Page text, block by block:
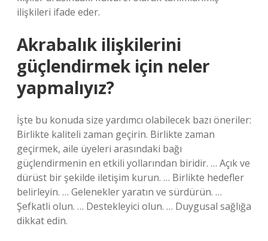
ilişkileri ifade eder.
Akrabalık ilişkilerini
güçlendirmek için neler
yapmalıyız?
İşte bu konuda size yardımcı olabilecek bazı öneriler:
Birlikte kaliteli zaman geçirin. Birlikte zaman
geçirmek, aile üyeleri arasındaki bağı
güçlendirmenin en etkili yollarından biridir. … Açık ve
dürüst bir şekilde iletişim kurun. … Birlikte hedefler
belirleyin. … Gelenekler yaratın ve sürdürün. …
Şefkatli olun. … Destekleyici olun. … Duygusal sağlığa
dikkat edin.